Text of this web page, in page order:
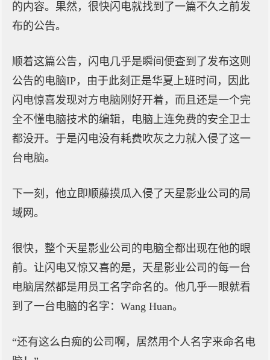
的内容。果然，很快闪电就找到了一篇不久之前发
布的公告。
顺着这篇公告，闪电几乎是瞬间便查到了发布这则
公告的电脑IP，由于此刻正是华夏上班时间，因此
闪电惊喜发现对方电脑刚好开着，而且还是一个完
全不懂电脑技术的编辑，电脑上连免费的安全卫士
都没开。于是闪电没有耗费吹灰之力就入侵了这一
台电脑。
下一刻，他立即顺藤摸瓜入侵了天星影业公司的局
域网。
很快，整个天星影业公司的电脑全都出现在他的眼
前。让闪电又惊又喜的是，天星影业公司的每一台
电脑居然都是用员工名字命名的。他几乎一眼就看
到了一台电脑的名字：Wang Huan。
“还有这么白痴的公司啊，居然用个人名字来命名电